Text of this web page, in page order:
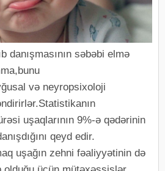
danışmasının səbəbi elmə
və neyropsixoloji
uşaqlarının 9%-ə qədərinin
qeyd edir.
uşağın zehni fəaliyyətinin də